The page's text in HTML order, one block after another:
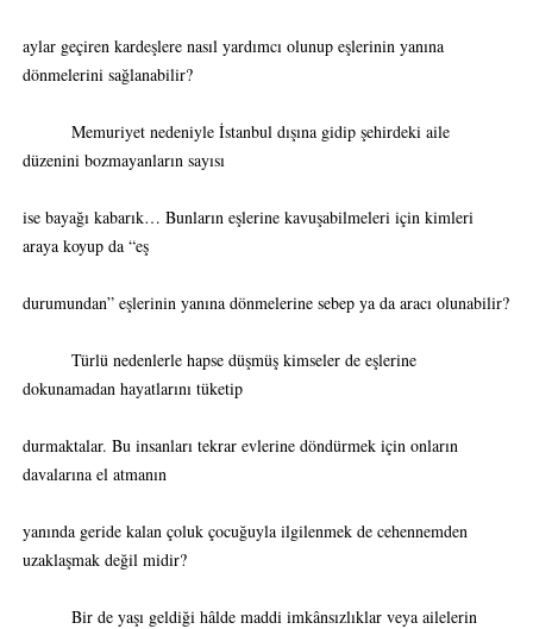
aylar geçiren kardeşlere nasıl yardımcı olunup eşlerinin yanına
dönmelerini sağlanabilir?
Memuriyet nedeniyle İstanbul dışına gidip şehirdeki aile
düzenini bozmayanların sayısı
ise bayağı kabarık… Bunların eşlerine kavuşabilmeleri için kimleri
araya koyup da “eş
durumundan” eşlerinin yanına dönmelerine sebep ya da aracı olunabilir?
Türlü nedenlerle hapse düşmüş kimseler de eşlerine
dokunamadan hayatlarını tüketip
durmaktalar. Bu insanları tekrar evlerine döndürmek için onların
davalarına el atmanın
yanında geride kalan çoluk çocuğuyla ilgilenmek de cehennemden
uzaklaşmak değil midir?
Bir de yaşı geldiği hâlde maddi imkânsızlıklar veya ailelerin